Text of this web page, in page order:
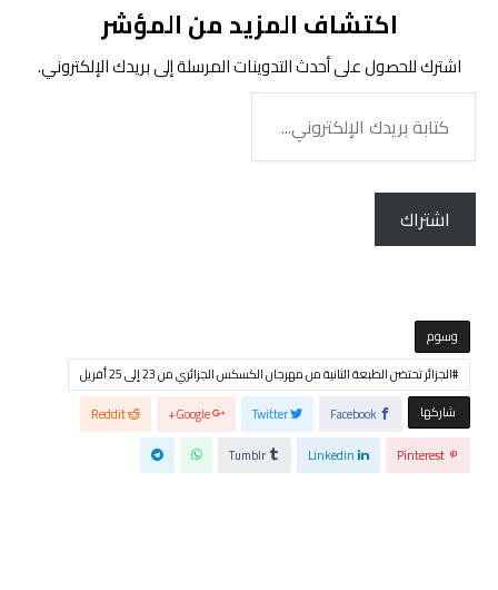
اكتشاف المزيد من المؤشر
اشترك للحصول على أحدث التدوينات المرسلة إلى بريدك الإلكتروني.
بريدك
الإلكتروني...
اشتراك
‫‫‫‫وسوم‬
الجزائر تحتضن الطبعة الثانية من مهرجان الكسكس الجزائري من 23 إلى 25 أفريل
‫‫ شاركها‬
Facebook
Twitter
Google+
Reddit
Pinterest
Linkedin
Tumblr